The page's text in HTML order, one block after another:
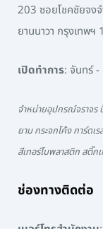
203 ซอยโชคชัยจง
ยานนาวา กรุงเทพฯ
เปิดทำการ: จันทร์
จำหน่ายอุปกรณ์จราจร
ยาม กระจกโค้ง การ์ดเ
สีเทอร์โมพลาสติก สติ๊
ช่องทางติดต่อ